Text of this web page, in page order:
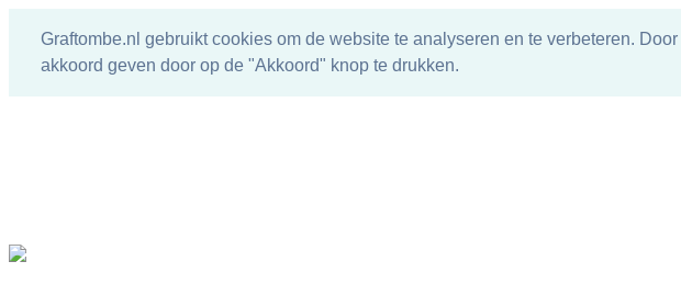
Graftombe.nl gebruikt cookies om de website te analyseren en te verbeteren.
akkoord geven door op de "Akkoord" knop te drukken.